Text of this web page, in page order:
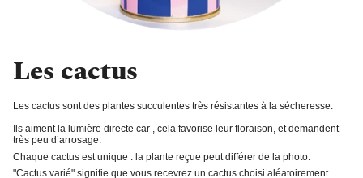
Les cactus
Les cactus sont des plantes succulentes très résistantes à la sécheresse.
Ils aiment la lumière directe car , cela favorise leur floraison, et demandent
très peu d’arrosage.
Chaque cactus est unique : la plante reçue peut différer de la photo.
"Cactus varié" signifie que vous recevrez un cactus choisi aléatoirement